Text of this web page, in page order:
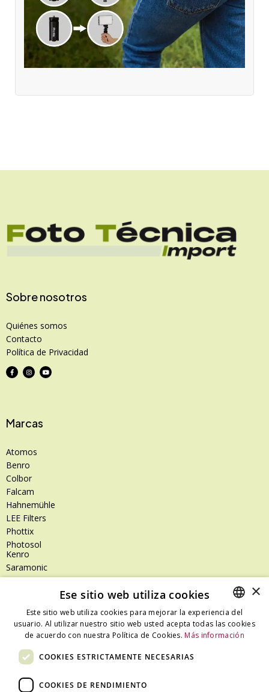
Sobre nosotros
Quiénes somos
Contacto
Política de Privacidad
Marcas
Atomos
Benro
Colbor
Falcam
Hahnemühle
LEE Filters
Phottix
Photosol
Kenro
Saramonic
Shimoda
SanDisk Professional
Tenba
Zeiss
Dónde estamos
SPANISH
×
Ese sitio web utiliza cookies
Este sitio web utiliza cookies para mejorar la experiencia del
usuario. Al utilizar nuestro sitio web usted acepta todas las cookies
de acuerdo con nuestra Política de Cookies. Más información
COOKIES ESTRICTAMENTE NECESARIAS
COOKIES DE RENDIMIENTO